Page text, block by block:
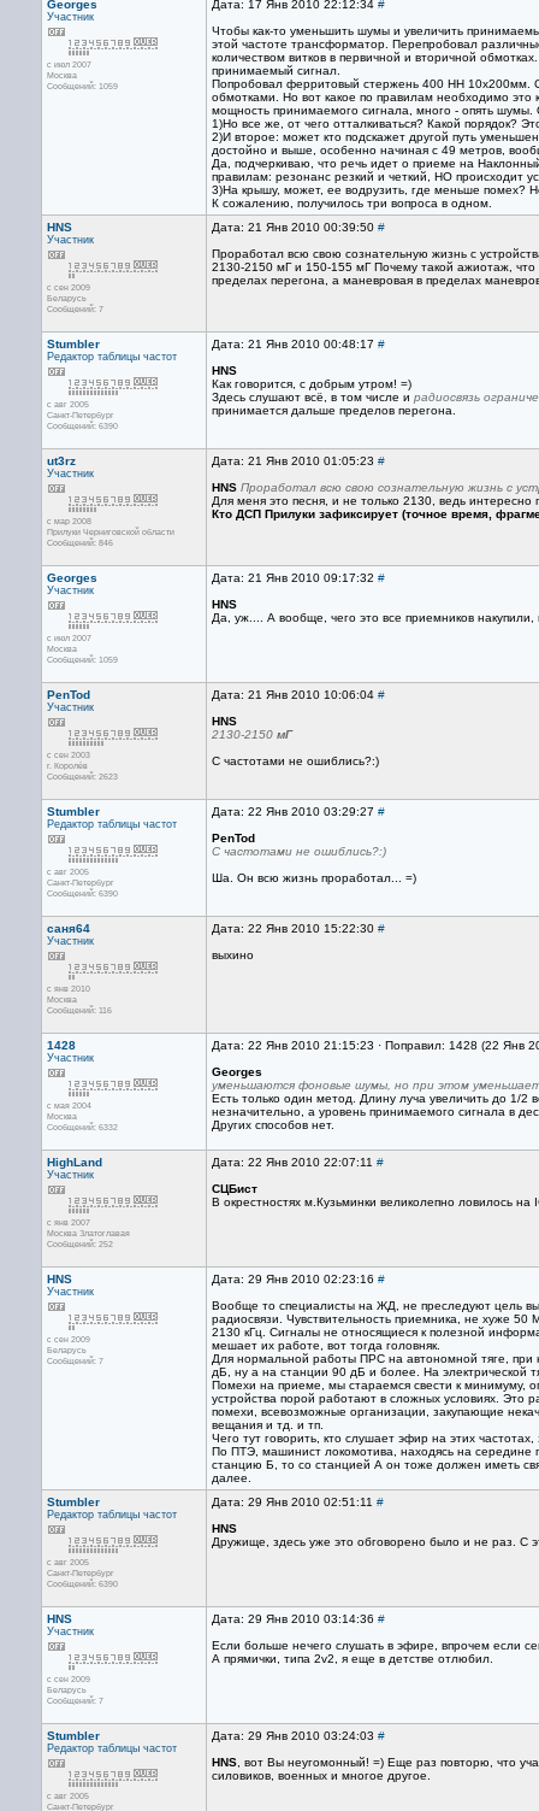
Georges
Участник
с июл 2007
Москва
Сообщений: 1059
Дата: 17 Янв 2010 22:12:34 #
Чтобы как-то уменьшить шумы и увеличить
этой частоте трансформатор. Перепробовал
количеством витков в первичной и вторичной
принимаемый сигнал.
Попробовал ферритовый стержень 400 НН 10х200мм.
обмотками. Но вот какое по правилам необходимо
мощность принимаемого сигнала, много - опять
1)Но все же, от чего отталкиваться? Какой порядок?
2)И второе: может кто подскажет другой путь
достойно и выше, особенно начиная с 49 метров,
Да, подчеркиваю, что речь идет о приеме на
правилам: резонанс резкий и четкий, НО происходит
3)На крышу, может, ее водрузить, где меньше помех?
К сожалению, получилось три вопроса в одном.
HNS
Участник
с сен 2009
Беларусь
Сообщений: 7
Дата: 21 Янв 2010 00:39:50 #
Проработал всю свою сознательную жизнь с
2130-2150 мГ и 150-155 мГ Почему такой ажиотаж, что
пределах перегона, а маневровая в пределах
Stumbler
Редактор таблицы частот
с авг 2005
Санкт-Петербург
Сообщений: 6390
Дата: 21 Янв 2010 00:48:17 #
HNS
Как говорится, с добрым утром! =)
Здесь слушают всё, в том числе и радиосвязь
принимается дальше пределов перегона.
ut3rz
Участник
с мар 2008
Прилуки Черниговской области
Сообщений: 846
Дата: 21 Янв 2010 01:05:23 #
HNS Проработал всю свою сознательную жизнь с
Для меня это песня, и не только 2130, ведь
Кто ДСП Прилуки зафиксирует (точное время,
Georges
Участник
с июл 2007
Москва
Сообщений: 1059
Дата: 21 Янв 2010 09:17:32 #
HNS
Да, уж.... А вообще, чего это все приемников
PenTod
Участник
с сен 2003
г. Королёв
Сообщений: 2623
Дата: 21 Янв 2010 10:06:04 #
HNS
2130-2150 мГ
С частотами не ошиблись?:)
Stumbler
Редактор таблицы частот
с авг 2005
Санкт-Петербург
Сообщений: 6390
Дата: 22 Янв 2010 03:29:27 #
PenTod
С частотами не ошиблись?:)
Ша. Он всю жизнь проработал... =)
саня64
Участник
с янв 2010
Москва
Сообщений: 116
Дата: 22 Янв 2010 15:22:30 #
выхино
1428
Участник
с мая 2004
Москва
Сообщений: 6332
Дата: 22 Янв 2010 21:15:23 · Поправил: 1428 (22 Янв
Georges
уменьшаются фоновые шумы, но при этом
Есть только один метод. Длину луча увеличить до 1/2
незначительно, а уровень принимаемого сигнала в
Других способов нет.
HighLand
Участник
с янв 2007
Москва Златоглавая
Сообщений: 252
Дата: 22 Янв 2010 22:07:11 #
СЦБист
В окрестностях м.Кузьминки великолепно ловилось
HNS
Участник
с сен 2009
Беларусь
Сообщений: 7
Дата: 29 Янв 2010 02:23:16 #
Вообще то специалисты на ЖД, не преследуют цель
радиосвязи. Чувствительность приемника, не хуже
2130 кГц. Сигналы не относящиеся к полезной
мешает их работе, вот тогда головняк.
Для нормальной работы ПРС на автономной тяге,
дБ, ну а на станции 90 дБ и более. На электрической
Помехи на приеме, мы стараемся свести к минимуму,
устройства порой работают в сложных условиях.
помехи, всевозможные организации, закупающие
вещания и тд. и тп.
Чего тут говорить, кто слушает эфир на этих
По ПТЭ, машинист локомотива, находясь на середине
станцию Б, то со станцией А он тоже должен иметь
далее.
Stumbler
Редактор таблицы частот
с авг 2005
Санкт-Петербург
Сообщений: 6390
Дата: 29 Янв 2010 02:51:11 #
HNS
Дружище, здесь уже это обговорено было и не раз. С
HNS
Участник
с сен 2009
Беларусь
Сообщений: 7
Дата: 29 Янв 2010 03:14:36 #
Если больше нечего слушать в эфире, впрочем если
А прямички, типа 2v2, я еще в детстве отлюбил.
Stumbler
Редактор таблицы частот
с авг 2005
Санкт-Петербург
Дата: 29 Янв 2010 03:24:03 #
HNS , вот Вы неугомонный! =) Еще раз повторю, что
силовиков, военных и многое другое.